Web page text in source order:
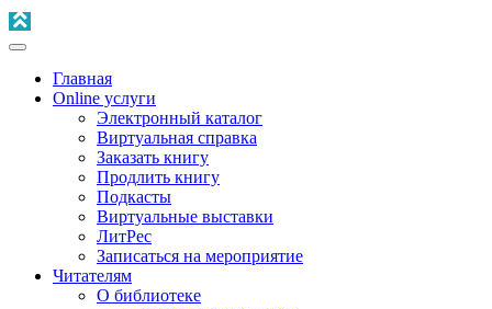
Главная
Online услуги
Электронный каталог
Виртуальная справка
Заказать книгу
Продлить книгу
Подкасты
Виртуальные выставки
ЛитРес
Записаться на мероприятие
Читателям
О библиотеке